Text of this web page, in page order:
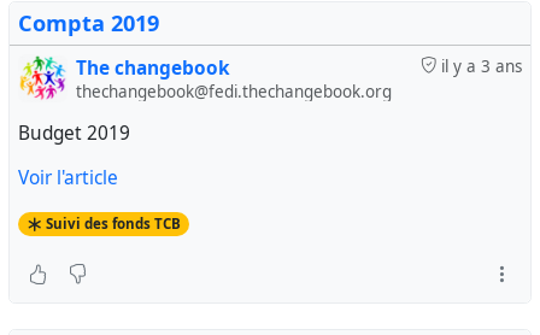
Compta 2019
il y a 3 ans
The changebook
thechangebook@fedi.thechangebook.org
Budget 2019
Voir l'article
Suivi des fonds TCB